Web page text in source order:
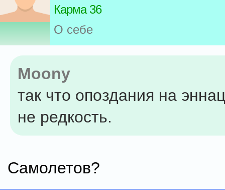
Карма 36
О себе
Moony
так что опоздания на
не редкость.
Самолетов?